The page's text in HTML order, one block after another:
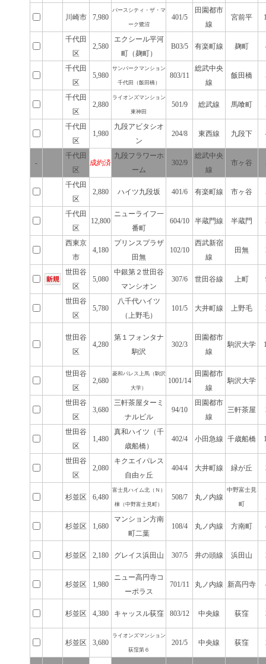
川崎市 7,980
バースシティ・ザ・マ
ーク鷺沼
401/5
田園都市
線
宮前平
千代田
区
2,580
エクシール平河
町（麹町）
B03/5 有楽町線 麹町
千代田
区
5,980
サンパークマンション
千代田（飯田橋）
803/11
総武中央
線
飯田橋
千代田
区
2,880
ライオンズマンション
東神田
501/9 総武線 馬喰町
千代田
区
1,980
九段アビタシオ
ン
204/8 東西線 九段下
-
千代田
区
成約済
九段フラワーホ
ーム
302/9
総武中央
線
市ヶ谷
千代田
区
2,880 ハイツ九段坂 401/6 有楽町線 市ヶ谷
千代田
区
12,800
ニューライフ一
番町
604/10 半蔵門線 半蔵門
西東京
市
4,180
プリンスプラザ
田無
102/10
西武新宿
線
田無
世田谷
区
5,080
中銀第２世田谷
マンシオン
307/6 世田谷線 上町
世田谷
区
5,780
八千代ハイツ
（上野毛）
101/5 大井町線 上野毛
世田谷
区
4,280
第１フォンタナ
駒沢
302/3
田園都市
線
駒沢大学
世田谷
区
2,680
菱和パレス上馬（駒沢
大学）
1001/14
田園都市
線
駒沢大学
世田谷
区
3,680
三軒茶屋ターミ
ナルビル
94/10
田園都市
線
三軒茶屋
世田谷
区
1,480
真和ハイツ（千
歳船橋）
402/4 小田急線 千歳船橋
世田谷
区
2,080
キクエイパレス
自由ヶ丘
404/4 大井町線 緑が丘
杉並区 6,480
富士見ハイム北（Ｎ）
棟（中野富士見町）
508/7 丸ノ内線
中野富士見
町
杉並区 1,680
マンション方南
町二葉
108/4 丸ノ内線 方南町
杉並区 2,180 グレイス浜田山 307/5 井の頭線 浜田山
杉並区 1,980
ニュー高円寺コ
ーポラス
701/11 丸ノ内線 新高円寺
杉並区 4,380 キャッスル荻窪 803/12 中央線 荻窪
杉並区 3,680
ライオンズマンション
荻窪第６
201/5 中央線 荻窪